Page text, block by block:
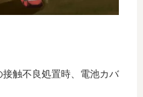
触不良処置時、電池カバ